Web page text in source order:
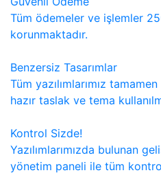
Tüm ödemeler ve işlemler
korunmaktadır.
Benzersiz Tasarımlar
Tüm yazılımlarımız
hazır taslak ve tema
Kontrol Sizde!
Yazılımlarımızda bulunan
yönetim paneli ile tüm